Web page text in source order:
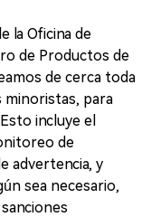
la Oficina de
de Productos de
de cerca toda
minoristas, para
incluye el
de
advertencia, y
sea necesario,